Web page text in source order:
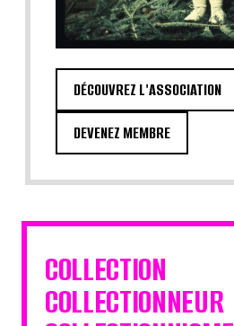
DÉCOUVREZ L'ASSOCIATION
DEVENEZ MEMBRE
COLLECTION
COLLECTIONNEUR